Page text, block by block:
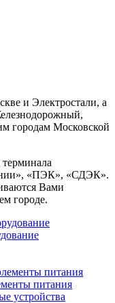
и Электростали, а
городам Московской
«ПЭК», «СДЭК».
Вами
городе.
питания
устройства